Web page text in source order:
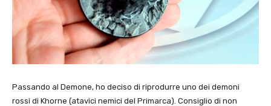
Passando al Demone, ho deciso di riprodurre uno dei demoni
rossi di Khorne (atavici nemici del Primarca). Consiglio di non